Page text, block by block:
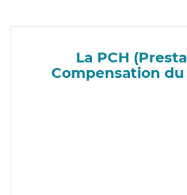
La PCH
Compensation du